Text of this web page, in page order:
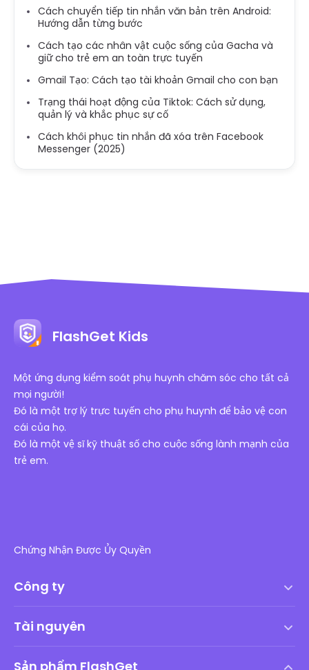
Cách chuyển tiếp tin nhắn văn bản trên Android:
Hướng dẫn từng bước
Cách tạo các nhân vật cuộc sống của Gacha và
giữ cho trẻ em an toàn trực tuyến
Gmail Tạo: Cách tạo tài khoản Gmail cho con bạn
Trạng thái hoạt động của Tiktok: Cách sử dụng,
quản lý và khắc phục sự cố
Cách khôi phục tin nhắn đã xóa trên Facebook
Messenger (2025)
FlashGet Kids
Một ứng dụng kiểm soát phụ huynh chăm sóc cho tất cả
mọi người!
Đó là một trợ lý trực tuyến cho phụ huynh để bảo vệ con
cái của họ.
Đó là một vệ sĩ kỹ thuật số cho cuộc sống lành mạnh của
trẻ em.
Chứng Nhận Được Ủy Quyền
Công ty
Thỏa thuận cấp phép người dùng cuối
Chính sách DMCA
Tài nguyên
Sản phẩm FlashGet